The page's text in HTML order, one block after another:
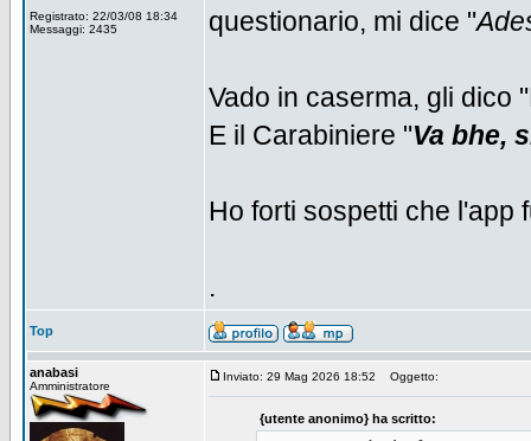
Registrato: 22/03/08 18:34
Messaggi: 2435
questionario, mi dice "
Vado in caserma, gli dico
E il Carabiniere "Va bhe,
Ho forti sospetti che l'app
.
Top
anabasi
Amministratore
Inviato: 29 Mag 2026 18:52 Oggetto:
{utente anonimo} ha scritto: